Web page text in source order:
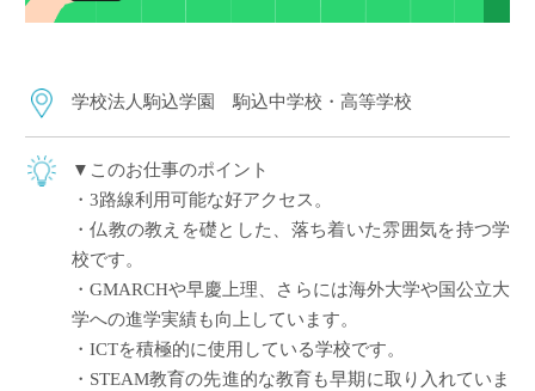
学校法人駒込学園 駒込中学校・高等学校
▼このお仕事のポイント
・3路線利用可能な好アクセス。
・仏教の教えを礎とした、落ち着いた雰囲気を持つ学
校です。
・GMARCHや早慶上理、さらには海外大学や国公立大
学への進学実績も向上しています。
・ICTを積極的に使用している学校です。
・STEAM教育の先進的な教育も早期に取り入れていま